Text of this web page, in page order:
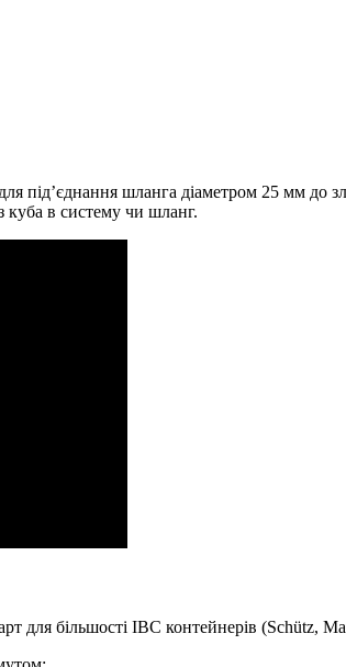
шланга діаметром 25 мм до
куба в систему чи шланг.
для більшості IBC контейнерів (Schütz,